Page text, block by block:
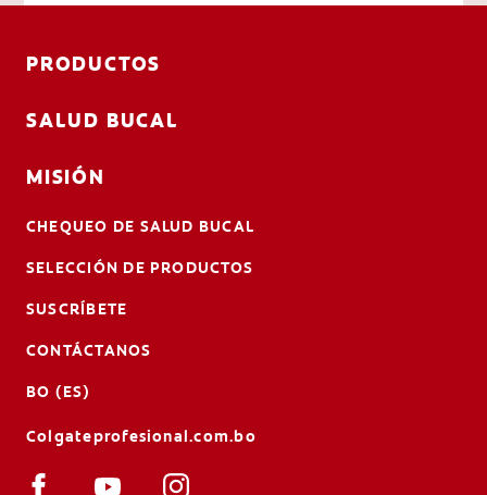
PRODUCTOS
SALUD BUCAL
MISIÓN
CHEQUEO DE SALUD BUCAL
SELECCIÓN DE PRODUCTOS
SUSCRÍBETE
CONTÁCTANOS
BO (ES)
Colgateprofesional.com.bo